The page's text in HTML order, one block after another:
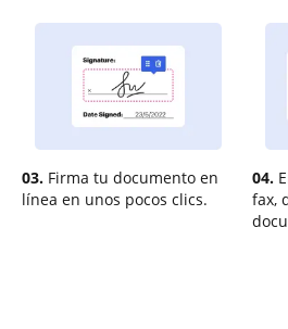
03. Firma tu documento en
línea en unos pocos clics.
04.
fax,